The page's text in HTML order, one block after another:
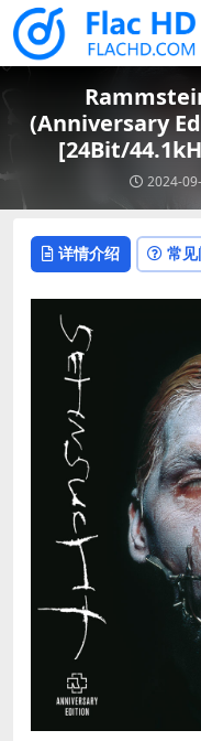
(Anniversary
[24Bit/
2024-
详情介绍 常